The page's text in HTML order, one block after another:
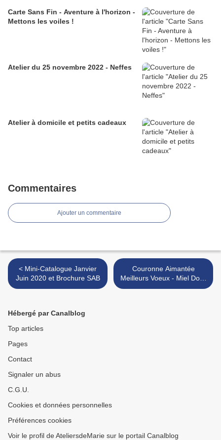
Carte Sans Fin - Aventure à l'horizon -
Mettons les voiles !
Atelier du 25 novembre 2022 - Neffes
Atelier à domicile et petits cadeaux
Commentaires
Ajouter un commentaire
< Mini-Catalogue Janvier
Juin 2020 et Brochure SAB
Couronne Aimantée
Meilleurs Voeux - Miel Doré
- Ballade des Oiseaux - Un
Hébergé par Canalblog
Top articles
Pages
Contact
Signaler un abus
C.G.U.
Cookies et données personnelles
Préférences cookies
Voir le profil de AteliersdeMarie sur le portail Canalblog